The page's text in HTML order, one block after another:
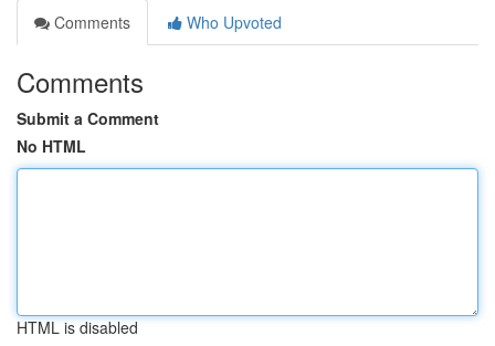
Comments
Who Upvoted
Comments
Submit a Comment
No HTML
HTML is disabled